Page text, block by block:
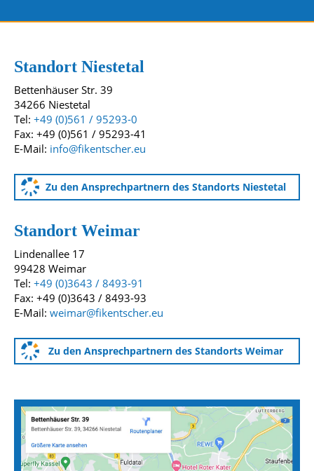
Standort Niestetal
Bettenhäuser Str. 39
34266 Niestetal
Tel: +49 (0)561 / 95293-0
Fax: +49 (0)561 / 95293-41
E-Mail: info@fikentscher.eu
Zu den Ansprechpartnern des Standorts Niestetal
Standort Weimar
Lindenallee 17
99428 Weimar
Tel: +49 (0)3643 / 8493-91
Fax: +49 (0)3643 / 8493-93
E-Mail: weimar@fikentscher.eu
Zu den Ansprechpartnern des Standorts Weimar
Anfahrtskarten zu unseren Standorten